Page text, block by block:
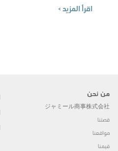
اقرأ المزيد >
من نحن
ジャミール商事株式会社
قصتنا
مواقعنا
قيمنا